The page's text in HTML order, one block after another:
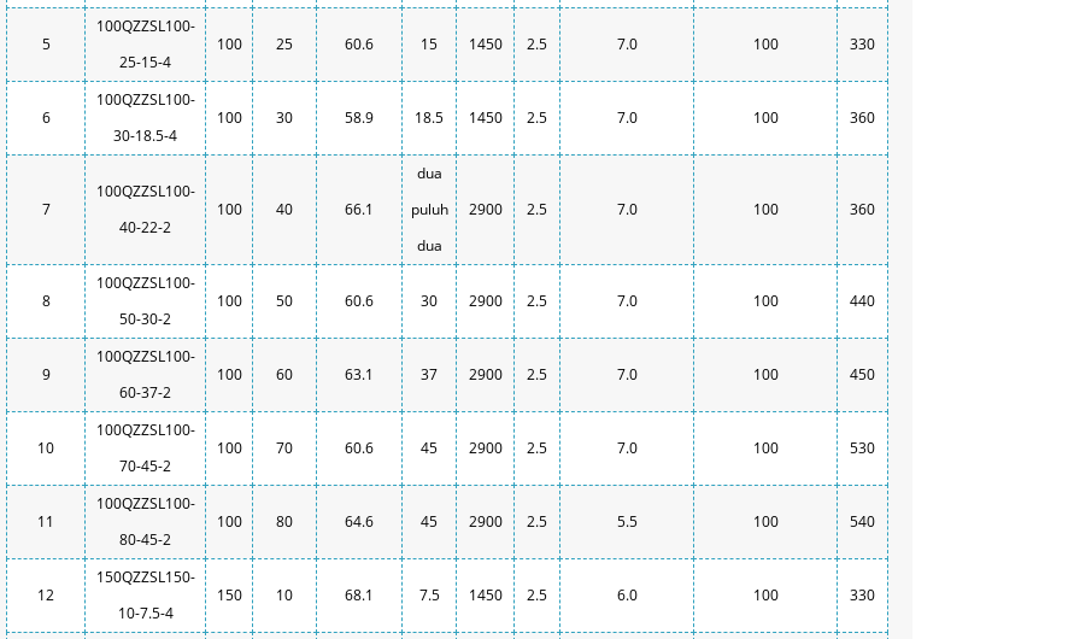
5
100QZZSL100-
25-15-4
100 25 60.6 15 1450 2.5 7.0 100 330
6
100QZZSL100-
30-18.5-4
100 30 58.9 18.5 1450 2.5 7.0 100 360
7
100QZZSL100-
40-22-2
100 40 66.1
dua
puluh
dua
2900 2.5 7.0 100 360
8
100QZZSL100-
50-30-2
100 50 60.6 30 2900 2.5 7.0 100 440
9
100QZZSL100-
60-37-2
100 60 63.1 37 2900 2.5 7.0 100 450
10
100QZZSL100-
70-45-2
100 70 60.6 45 2900 2.5 7.0 100 530
11
100QZZSL100-
80-45-2
100 80 64.6 45 2900 2.5 5.5 100 540
12
150QZZSL150-
10-7.5-4
150 10 68.1 7.5 1450 2.5 6.0 100 330